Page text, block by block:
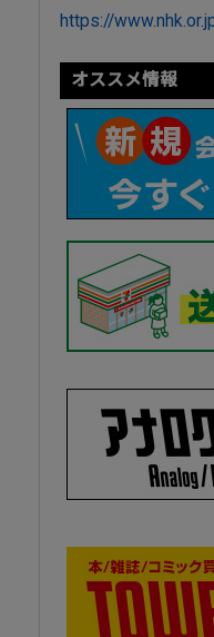
https://
オススメ情報